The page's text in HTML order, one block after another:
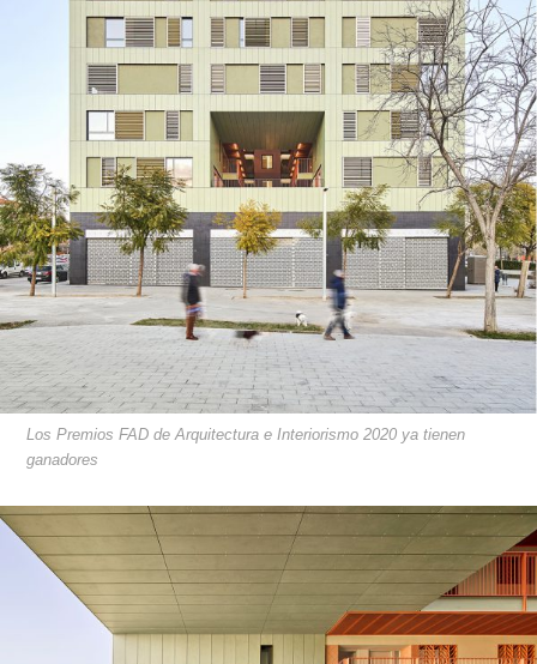
Los Premios FAD de Arquitectura e Interiorismo 2020 ya tienen
ganadores